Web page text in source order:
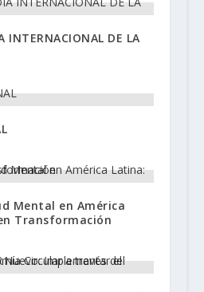
INTERNACIONAL DE LA
Mental en América
Transformación